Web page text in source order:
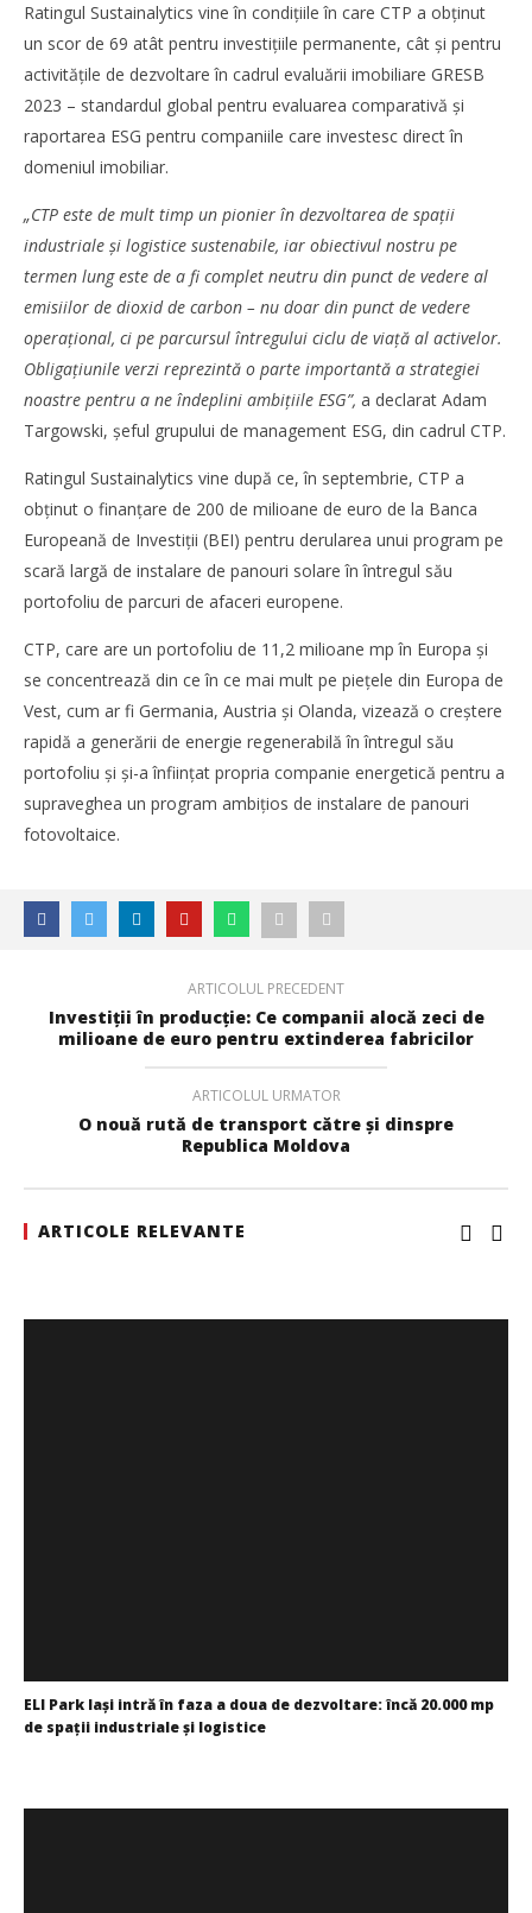
Cushman & Wakefield Echinox: Cererea de spații
industriale și logistice din România a crescut cu 11% în
S1
Bianca
Florescu
Florescu
WDP își consolidează prezența pe piața europeană și
investește în noi proiecte logistice din România
Ratingul Sustainalytics vine în condițiile în care CTP a obținut
un scor de 69 atât pentru investițiile permanente, cât și pentru
activitățile de dezvoltare în cadrul evaluării imobiliare GRESB
2023 – standardul global pentru evaluarea comparativă și
raportarea ESG pentru companiile care investesc direct în
domeniul imobiliar.
„CTP este de mult timp un pionier în dezvoltarea de spații
industriale și logistice sustenabile, iar obiectivul nostru pe
termen lung este de a fi complet neutru din punct de vedere al
emisiilor de dioxid de carbon – nu doar din punct de vedere
operațional, ci pe parcursul întregului ciclu de viață al activelor.
Obligațiunile verzi reprezintă o parte importantă a strategiei
noastre pentru a ne îndeplini ambițiile ESG”, a declarat Adam
Targowski, șeful grupului de management ESG, din cadrul CTP.
Ratingul Sustainalytics vine după ce, în septembrie, CTP a
obținut o finanțare de 200 de milioane de euro de la Banca
Europeană de Investiții (BEI) pentru derularea unui program pe
scară largă de instalare de panouri solare în întregul său
portofoliu de parcuri de afaceri europene.
CTP, care are un portofoliu de 11,2 milioane mp în Europa și
se concentrează din ce în ce mai mult pe piețele din Europa de
Vest, cum ar fi Germania, Austria și Olanda, vizează o creștere
rapidă a generării de energie regenerabilă în întregul său
portofoliu și și-a înființat propria companie energetică pentru a
supraveghea un program ambițios de instalare de panouri
fotovoltaice.
ARTICOLUL PRECEDENT
Investiții în producție: Ce companii alocă zeci de
milioane de euro pentru extinderea fabricilor
ARTICOLUL URMATOR
O nouă rută de transport către și dinspre
Republica Moldova
ARTICOLE RELEVANTE
ELI Park Iaşi intră în faza a doua de dezvoltare: încă 20.000 mp
de spaţii industriale şi logistice